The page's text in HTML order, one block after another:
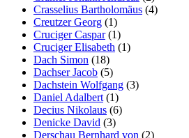
Crasselius Bartholomäus (4)
Creutzer Georg (1)
Cruciger Caspar(1)
Cruciger Elisabeth (1)
Dach Simon (18)
Dachser Jacob (5)
Dachstein Wolfgang (3)
Daniel Adalbert (1)
Decius Nikolaus (6)
Denicke David (3)
Derschau Bernhard von (2)